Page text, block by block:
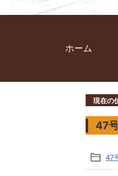
ホーム
現在の
47
47